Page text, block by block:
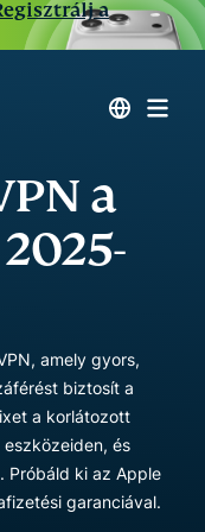
a
a
amely gyors,
biztosít a
a korlátozott
és
Próbáld ki az Apple
garanciával.